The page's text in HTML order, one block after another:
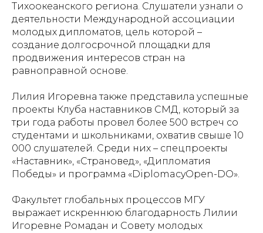
Тихоокеанского региона. Слушатели узнали о
деятельности Международной ассоциации
молодых дипломатов, цель которой –
создание долгосрочной площадки для
продвижения интересов стран на
равноправной основе.
Лилия Игоревна также представила успешные
проекты Клуба наставников СМД, который за
три года работы провел более 500 встреч со
студентами и школьниками, охватив свыше 10
000 слушателей. Среди них – спецпроекты
«Наставник», «Страновед», «Дипломатия
Победы» и программа «DiplomacyOpen-DO».
Факультет глобальных процессов МГУ
выражает искреннюю благодарность Лилии
Игоревне Ромадан и Совету молодых